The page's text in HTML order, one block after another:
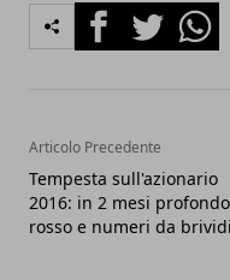
FacebookTwitter
Articolo Precedente
Tempesta sull'azionario
2016: in 2 mesi profondo
rosso e numeri da brividi